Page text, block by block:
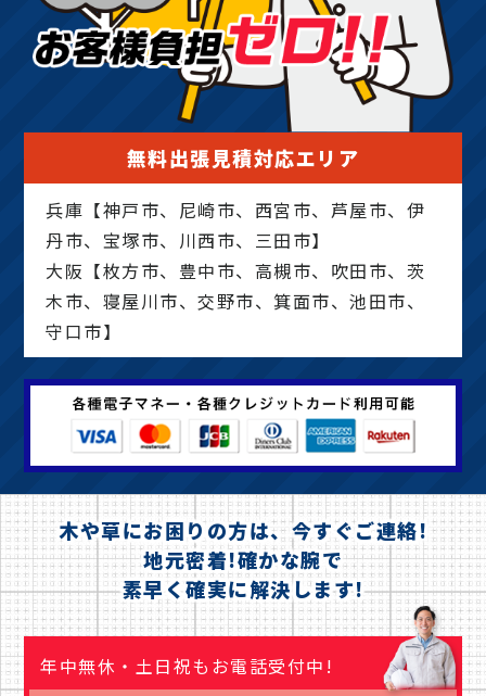
無料出張見積対応エリア
兵庫【神戸市、尼崎市、西宮市、芦屋市、伊
丹市、宝塚市、川西市、三田市】
大阪【枚方市、豊中市、高槻市、吹田市、茨
木市、寝屋川市、交野市、箕面市、池田市、
守口市】
木や草にお困りの方は、今すぐご連絡!
地元密着!確かな腕で
素早く確実に解決します!
年中無休・土日祝もお電話受付中!